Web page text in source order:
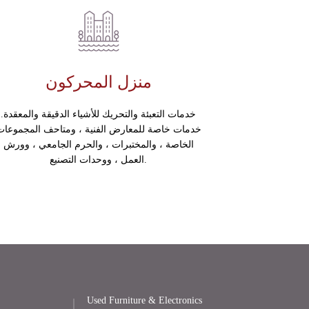
منزل المحركون
خدمات التعبئة والتحريك للأشياء الدقيقة والمعقدة.
خدمات خاصة للمعارض الفنية ، ومتاحف
الخاصة ، والمختبرات ، والحرم الجامعي ، وورش
العمل ، ووحدات التصنيع.
Used Furniture & Electronics